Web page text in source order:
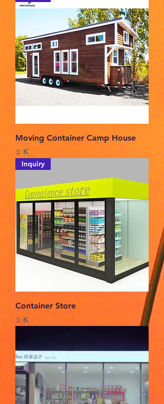
Moving Container Camp House
Price
၁ K
Inquiry
Container Store
Price
၁ K